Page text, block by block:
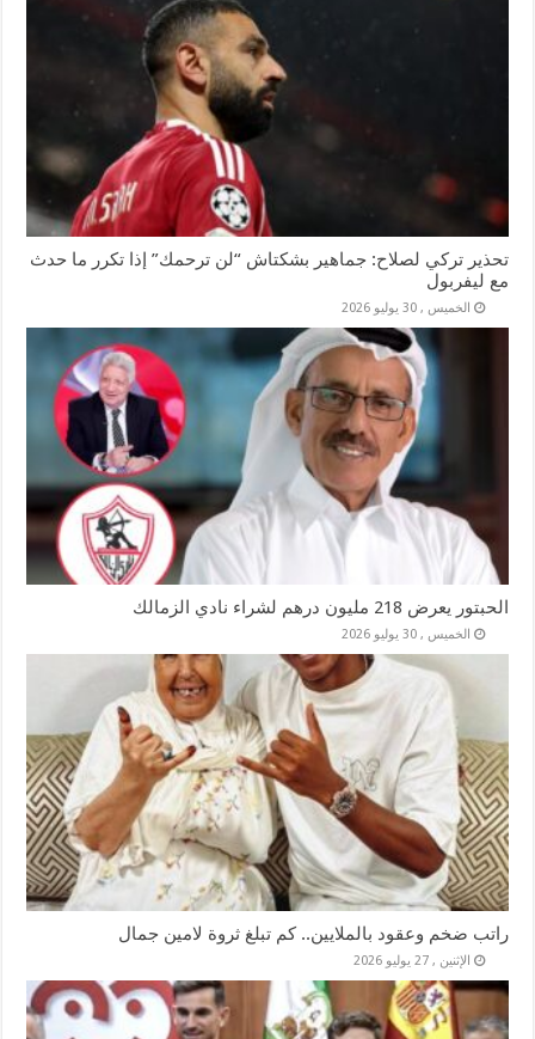
تحذير تركي لصلاح: جماهير بشكتاش “لن ترحمك” إذا تكرر ما حدث
مع ليفربول
الخميس , 30 يوليو 2026
الحبتور يعرض 218 مليون درهم لشراء نادي الزمالك
الخميس , 30 يوليو 2026
راتب ضخم وعقود بالملايين.. كم تبلغ ثروة لامين جمال
الإثنين , 27 يوليو 2026